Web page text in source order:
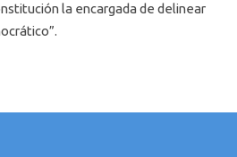
la encargada de delinear